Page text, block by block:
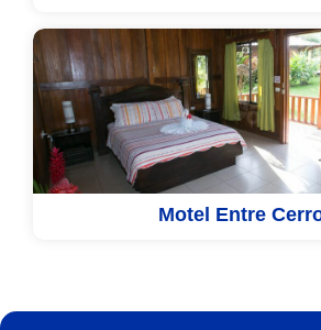
Motel Entre